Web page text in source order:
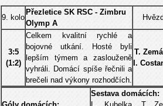
9. kolo
Přezletice SK RSC - Zimbru
Olymp A
3:5
(1:2)
Celkem kvalitní rychlé a
bojovné utkání. Hosté byli
lepším týmem a zaslouženě
vyhráli. Domácí spíše řečnili a
brečeli nad výkony rozhodčích.
T.
I.
Sestava domácích: